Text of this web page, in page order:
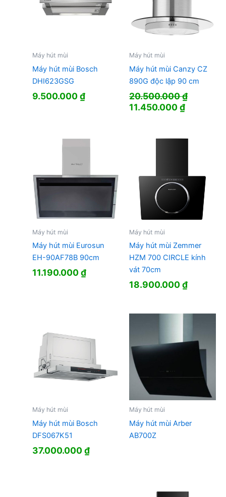
Máy hút mùi
Máy hút mùi Bosch
DHI623GSG
9.500.000₫
Máy hút mùi
Máy hút mùi Canzy CZ
890G độc lập 90 cm
20.500.000₫
Giá
20.500.000 ₫.
11.450.000₫Giá
là:
Máy hút mùi
Máy hút mùi Eurosun
EH-90AF78B 90cm
11.190.000₫
Máy hút mùi
Máy hút mùi Zemmer
HZM 700 CIRCLE kính
vát 70cm
18.900.000₫
Máy hút mùi
Máy hút mùi Bosch
DFS067K51
37.000.000₫
Máy hút mùi
Máy hút mùi Arber
AB700Z